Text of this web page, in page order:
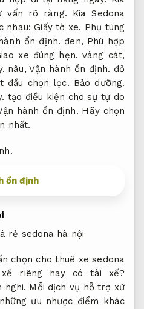
vấn rõ ràng. Kia Sedona
nhau:Giấy tờ xe. Phụ tùng
ổn định. đen, Phù hợp
xe đúng hẹn. vàng cát,
nâu,Vận hành ổn định. đỏ
đầu chọn lọc. Bảo dưỡng.
tạo điều kiện cho sự tự do
hành ổn định. Hãy chọn
nhất.
ổn định
chọn cho thuê xe sedona
riêng hay có tài xế?
nghi. Mỗi dịch vụ hỗ trợ xử
ưu nhược điểm khác